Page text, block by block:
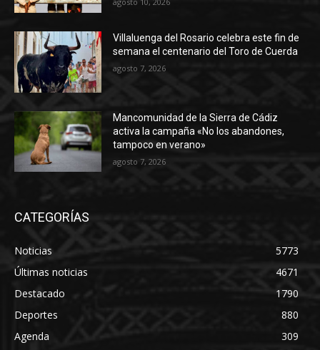
Villaluenga del Rosario celebra este fin de
semana el centenario del Toro de Cuerda
agosto 7, 2026
Mancomunidad de la Sierra de Cádiz
activa la campaña «No los abandones,
tampoco en verano»
agosto 7, 2026
CATEGORÍAS
Noticias
5773
Últimas noticias
4671
Destacado
1790
Deportes
880
Agenda
309